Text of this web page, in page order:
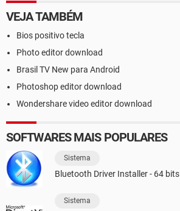
VEJA TAMBÉM
Bios positivo tecla
Photo editor download
Brasil TV New para Android
Photoshop editor download
Wondershare video editor download
SOFTWARES MAIS POPULARES
Sistema
Bluetooth Driver Installer - 64 bits
Sistema